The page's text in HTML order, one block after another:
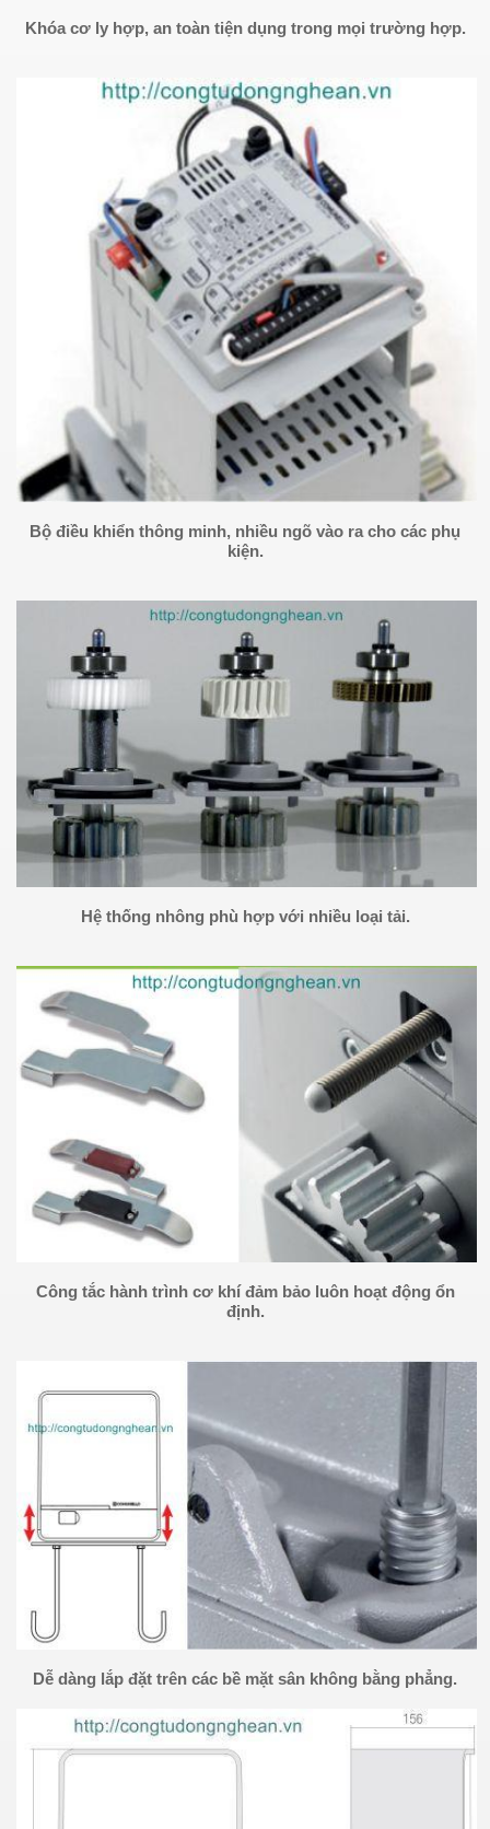
Khóa cơ ly hợp, an toàn tiện dụng trong mọi trường hợp.
Bộ điều khiển thông minh, nhiều ngõ vào ra cho các phụ
kiện.
Hệ thống nhông phù hợp với nhiều loại tải.
Công tắc hành trình cơ khí đảm bảo luôn hoạt động ổn
định.
Dễ dàng lắp đặt trên các bề mặt sân không bằng phẳng.